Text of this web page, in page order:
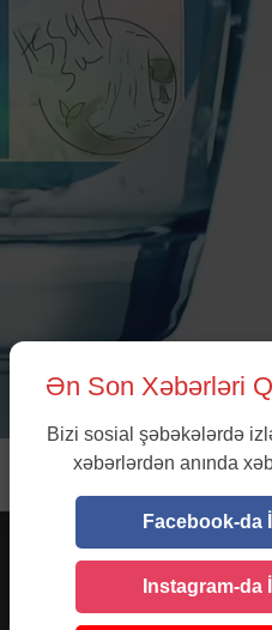
Ən Son Xəbərləri
Bizi sosial şəbəkələrdə
xəbərlərdən anında
Facebook-da
Instagram-da